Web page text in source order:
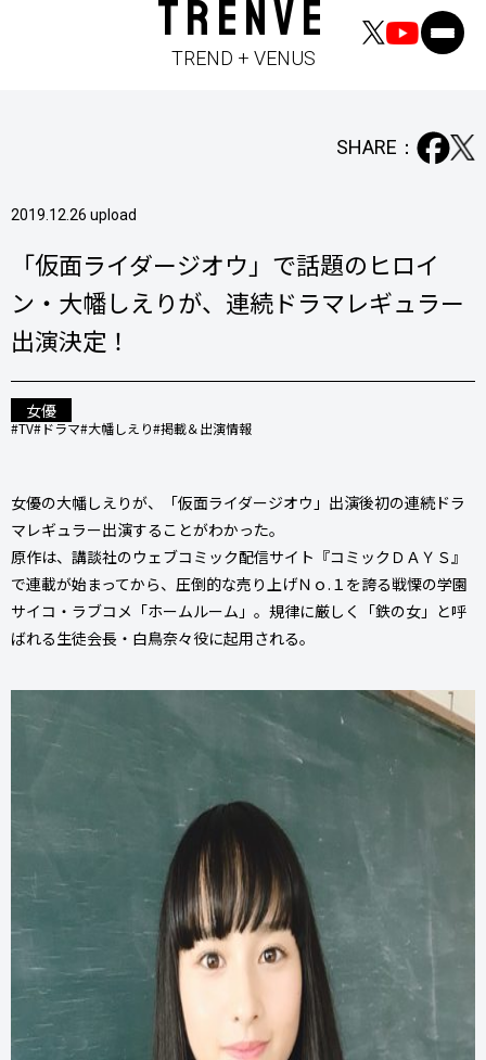
TRENVE
TREND + VENUS
2019.12.26 upload
SHARE：
「仮面ライダージオウ」で話題のヒロイ
ン・大幡しえりが、連続ドラマレギュラー
出演決定！
女優
#TV#ドラマ#大幡しえり#掲載＆出演情報
女優の大幡しえりが、「仮面ライダージオウ」出演後初の連続ドラ
マレギュラー出演することがわかった。
原作は、講談社のウェブコミック配信サイト『コミックＤＡＹＳ』
で連載が始まってから、圧倒的な売り上げＮｏ.１を誇る戦慄の学園
サイコ・ラブコメ「ホームルーム」。規律に厳しく「鉄の女」と呼
ばれる生徒会長・白鳥奈々役に起用される。